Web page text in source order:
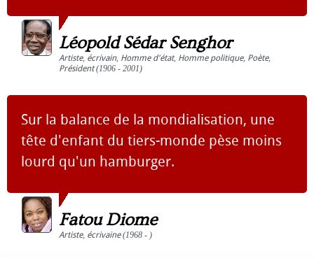
Léopold Sédar Senghor
Artiste, écrivain, Homme d'état, Homme politique, Poète,
Président(1906 - 2001)
Sur la balance de la mondialisation, une
tête d'enfant du tiers-monde pèse moins
lourd qu'un hamburger.
Fatou Diome
Artiste, écrivaine(1968 - )